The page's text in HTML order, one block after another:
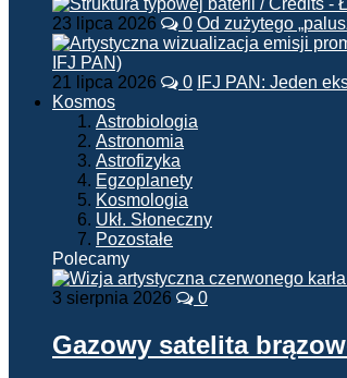
23 lipca 2026 0 Od zużytego
21 lipca 2026 0 IFJ PAN: Jeden
Kosmos
Astrobiologia
Astronomia
Astrofizyka
Egzoplanety
Kosmologia
Ukł. Słoneczny
Pozostałe
Polecamy
3 sierpnia 2026 0
Gazowy satelita